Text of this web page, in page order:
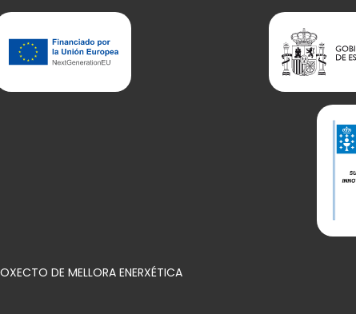
DE MELLORA ENERXÉTICA